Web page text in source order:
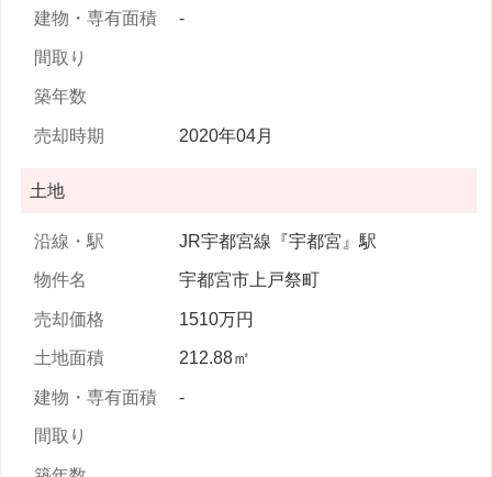
-
2020年04月
土地
JR宇都宮線『宇都宮』駅
宇都宮市上戸祭町
1510万円
212.88㎡
-